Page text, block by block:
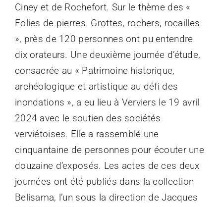
Ciney et de Rochefort. Sur le thème des «
Folies de pierres. Grottes, rochers, rocailles
», près de 120 personnes ont pu entendre
dix orateurs. Une deuxième journée d’étude,
consacrée au « Patrimoine historique,
archéologique et artistique au défi des
inondations », a eu lieu à Verviers le 19 avril
2024 avec le soutien des sociétés
verviétoises. Elle a rassemblé une
cinquantaine de personnes pour écouter une
douzaine d’exposés. Les actes de ces deux
journées ont été publiés dans la collection
Belisama, l’un sous la direction de Jacques